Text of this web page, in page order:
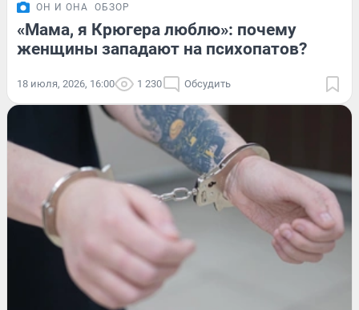
ОН И ОНА ОБЗОР
«Мама, я Крюгера люблю»: почему
женщины западают на психопатов?
18 июля, 2026, 16:00 1 230 Обсудить